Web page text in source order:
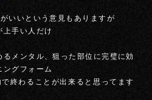
いいという意見もありますが
上手い人だけ
メンタル、狙った部位に完璧に効
ングフォーム
終わることが出来ると思ってます